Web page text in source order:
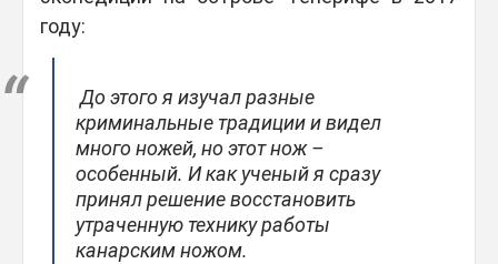
году:
До этого я изучал разные
криминальные традиции и видел
много ножей, но этот нож –
особенный. И как ученый я сразу
принял решение восстановить
утраченную технику работы
канарским ножом.